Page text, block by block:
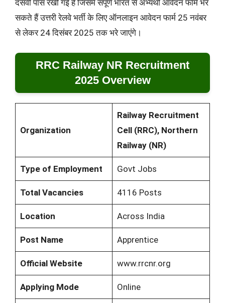
दसवीं पास रखी गई है जिसमें संपूर्ण भारत से अभ्यर्थी आवेदन फॉर्म भर
सकते हैं उत्तरी रेलवे भर्ती के लिए ऑनलाइन आवेदन फार्म 25 नवंबर
से लेकर 24 दिसंबर 2025 तक भरे जाएंगे।
RRC Railway NR Recruitment
2025 Overview
Organization
Railway Recruitment
Cell (RRC), Northern
Railway (NR)
Type of Employment Govt Jobs
Total Vacancies 4116 Posts
Location Across India
Post Name Apprentice
Official Website www.rrcnr.org
Applying Mode Online